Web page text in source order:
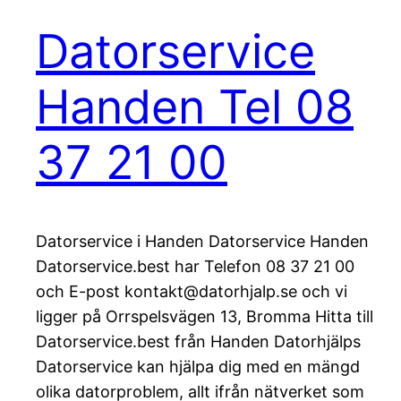
Datorservice
Handen Tel 08
37 21 00
Datorservice i Handen Datorservice Handen
Datorservice.best har Telefon 08 37 21 00
och E-post kontakt@datorhjalp.se och vi
ligger på Orrspelsvägen 13, Bromma Hitta till
Datorservice.best från Handen Datorhjälps
Datorservice kan hjälpa dig med en mängd
olika datorproblem, allt ifrån nätverket som